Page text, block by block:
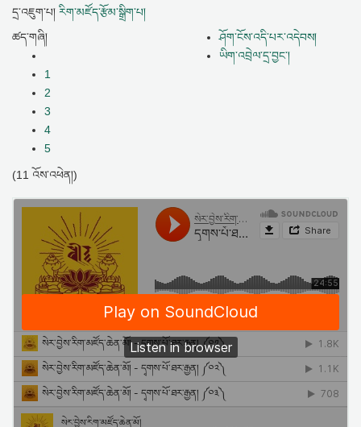
དྲ་འཇུག་པ། རིག་མཛོད་རྩོམ་སྒྲིག་པ།
ཤོག་ངོས་འདི་པར་འདེབས།
ཡིག་འབྲེལ་དྲ་བྱང་།
ཚད་གཞི།
1
2
3
4
5
(11 འོས་འཕེན།)